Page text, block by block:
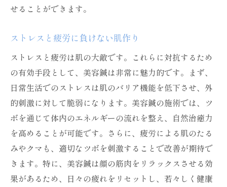
せることができます。
ストレスと疲労に負けない肌作り
ストレスと疲労は肌の大敵です。これらに対抗するため
の有効手段として、美容鍼は非常に魅力的です。まず、
日常生活でのストレスは肌のバリア機能を低下させ、外
的刺激に対して脆弱になります。美容鍼の施術では、ツ
ボを通じて体内のエネルギーの流れを整え、自然治癒力
を高めることが可能です。さらに、疲労による肌のたる
みやクマも、適切なツボを刺激することで改善が期待で
きます。特に、美容鍼は顔の筋肉をリラックスさせる効
果があるため、日々の疲れをリセットし、若々しく健康